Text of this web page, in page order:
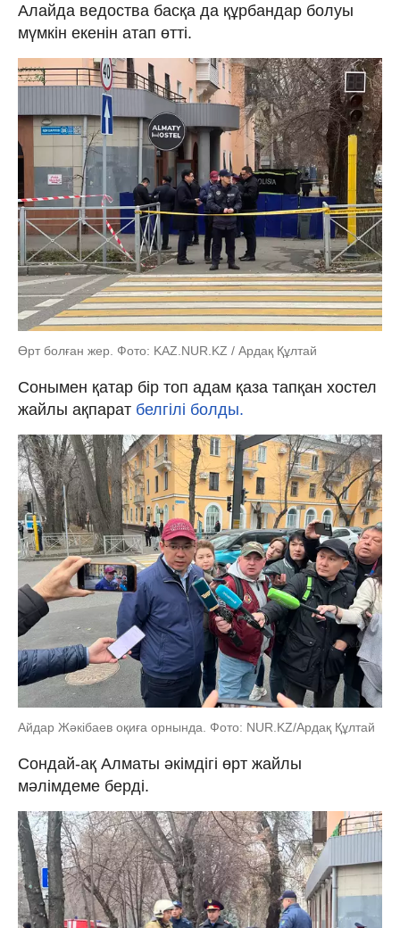
Алайда ведоства басқа да құрбандар болуы
мүмкін екенін атап өтті.
Өрт болған жер. Фото: KAZ.NUR.KZ / Ардақ Құлтай
Сонымен қатар бір топ адам қаза тапқан хостел
жайлы ақпарат белгілі болды.
Айдар Жәкібаев оқиға орнында. Фото: NUR.KZ/Ардақ Құлтай
Сондай-ақ Алматы әкімдігі өрт жайлы
мәлімдеме берді.